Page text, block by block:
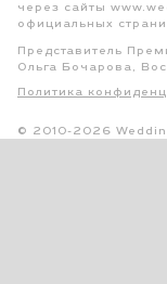
через сайты
официальных
Представитель
Ольга Бочарова,
Политика
© 2010-2026